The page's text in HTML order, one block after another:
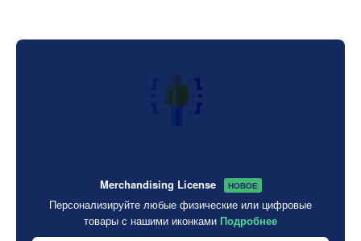
Merchandising License НОВОЕ
Персонализируйте любые физические или цифровые
товары с нашими иконками Подробнее